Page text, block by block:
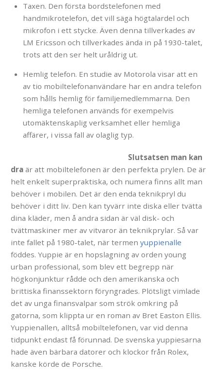
Taxen. Den första bordstelefonen med
handmikrotelefon, det vill säga högtalardel och
mikrofon i ett stycke. Även denna tillverkades av
LM Ericsson och tillverkades ända in på 1930-talet,
trots att den ser helt uråldrig ut.
Hemlig telefon. En studie av Motorola visar att en
av tio mobiltelefonanvändare har en andra telefon
som hålls hemlig för familjemedlemmarna. Den
hemliga telefonen används för exempelvis
utomäktenskaplig verksamhet eller hemliga
affärer, i vissa fall av olaglig typ.
Slutsatsen man kan
dra är att mobiltelefonen är den perfekta prylen. De är
helt enkelt superpraktiska, och numera finns allt man
behöver i mobilen. Det är den enda teknikpryl du
behöver i ditt liv. Den kan tyvärr inte diska eller tvätta
dina kläder, men å andra sidan är väl disk- och
tvättmaskiner mer av vitvaror än teknikprylar. Så var
inte fallet på 1980-talet, när termenyuppienalle
föddes. Yuppie är en hopslagning av orden young
urban professional, som blev ett begrepp när
högkonjunktur rådde och den amerikanska och
brittiska finanssektorn föryngrades. Plötsligt vimlade
det av unga finansvalpar som strök omkring på
gatorna, som klippta ur en roman av Bret Easton Ellis.
Yuppienallen, alltså mobiltelefonen, var vid denna
tidpunkt endast få förunnad. De svenska yuppiesarna
hade även bärbara datorer och klockor från Rolex,
kanske körde de Porsche.